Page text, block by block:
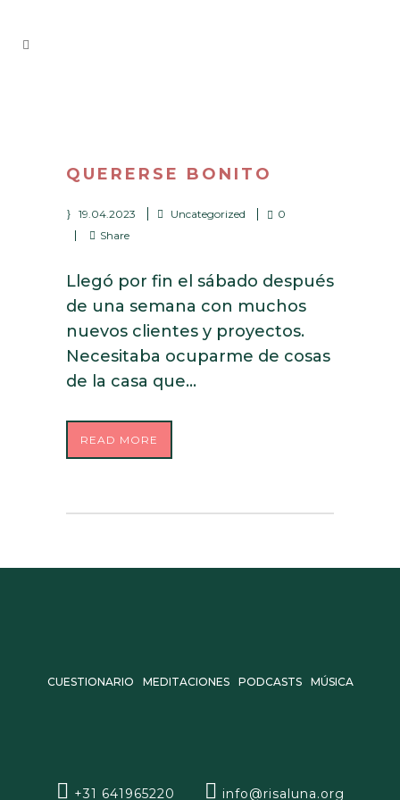
QUERERSE BONITO
19.04.2023 Uncategorized
0
Share
Llegó por fin el sábado después
de una semana con muchos
nuevos clientes y proyectos.
Necesitaba ocuparme de cosas
de la casa que...
READ MORE
CUESTIONARIO MEDITACIONES PODCASTS MÚSICA
+31 641965220 info@risaluna.org